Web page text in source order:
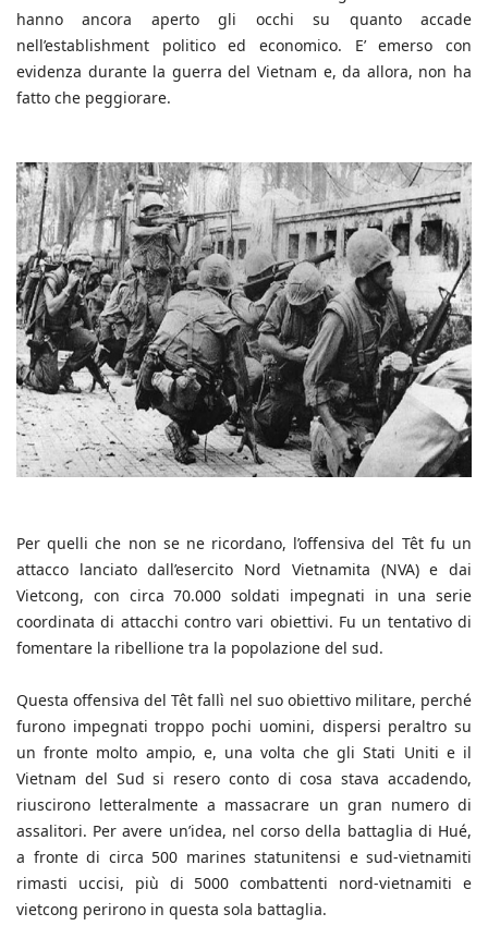
hanno ancora aperto gli occhi su quanto accade
nell’establishment politico ed economico. E’ emerso con
evidenza durante la guerra del Vietnam e, da allora, non ha
fatto che peggiorare.
Per quelli che non se ne ricordano, l’offensiva del Têt fu un
attacco lanciato dall’esercito Nord Vietnamita (NVA) e dai
Vietcong, con circa 70.000 soldati impegnati in una serie
coordinata di attacchi contro vari obiettivi. Fu un tentativo di
fomentare la ribellione tra la popolazione del sud.
Questa offensiva del Têt fallì nel suo obiettivo militare, perché
furono impegnati troppo pochi uomini, dispersi peraltro su
un fronte molto ampio, e, una volta che gli Stati Uniti e il
Vietnam del Sud si resero conto di cosa stava accadendo,
riuscirono letteralmente a massacrare un gran numero di
assalitori. Per avere un’idea, nel corso della battaglia di Hué,
a fronte di circa 500 marines statunitensi e sud-vietnamiti
rimasti uccisi, più di 5000 combattenti nord-vietnamiti e
vietcong perirono in questa sola battaglia.